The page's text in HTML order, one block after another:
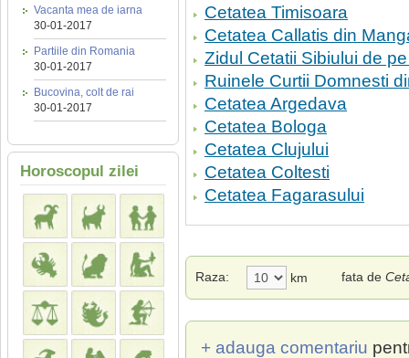
Vacanta mea de iarna
30-01-2017
Partiile din Romania
30-01-2017
Bucovina, colt de rai
30-01-2017
Horoscopul zilei
Cetatea Timisoara
Cetatea Callatis din
Zidul Cetatii Sibiului de
Ruinele Curtii Domnesti
Cetatea Argedava
Cetatea Bologa
Cetatea Clujului
Cetatea Coltesti
Cetatea Fagarasului
Raza: km fata de
+ adauga comentariu